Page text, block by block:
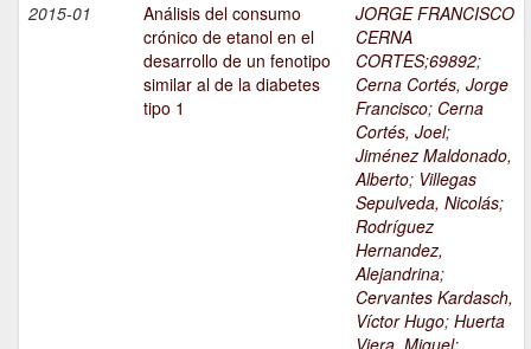
2015-01
Análisis del consumo
crónico de etanol en el
desarrollo de un fenotipo
similar al de la diabetes
tipo 1
JORGE FRANCISCO
CERNA
CORTES;69892;
Cerna Cortés, Jorge
Francisco; Cerna
Cortés, Joel;
Jiménez Maldonado,
Alberto; Villegas
Sepulveda, Nicolás;
Rodríguez
Hernandez,
Alejandrina;
Cervantes Kardasch,
Víctor Hugo; Huerta